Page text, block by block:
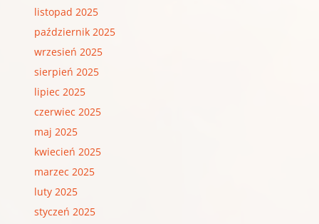
listopad 2025
październik 2025
wrzesień 2025
sierpień 2025
lipiec 2025
czerwiec 2025
maj 2025
kwiecień 2025
marzec 2025
luty 2025
styczeń 2025